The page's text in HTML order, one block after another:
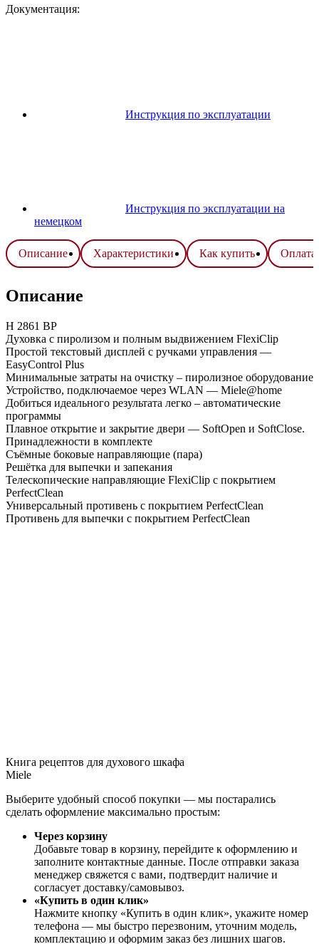
Документация:
Инструкция по эксплуатации
Инструкция по эксплуатации на
немецком
Описание Характеристики Как купить Оплата
Описание
H 2861 BP
Духовка с пиролизом и полным выдвижением FlexiClip
Простой текстовый дисплей с ручками управления —
EasyControl Plus
Минимальные затраты на очистку – пиролизное оборудование
Устройство, подключаемое через WLAN — Miele@home
Добиться идеального результата легко – автоматические
программы
Плавное открытие и закрытие двери — SoftOpen и SoftClose.
Принадлежности в комплекте
Съёмные боковые направляющие (пара)
Решётка для выпечки и запекания
Телескопические направляющие FlexiClip с покрытием
PerfectClean
Универсальный противень с покрытием PerfectClean
Противень для выпечки с покрытием PerfectClean
Книга рецептов для духового шкафа
Miele
Выберите удобный способ покупки — мы постарались
сделать оформление максимально простым:
Через корзину
Добавьте товар в корзину, перейдите к оформлению и
заполните контактные данные. После отправки заказа
менеджер свяжется с вами, подтвердит наличие и
согласует доставку/самовывоз.
«Купить в один клик»
Нажмите кнопку «Купить в один клик», укажите номер
телефона — мы быстро перезвоним, уточним модель,
комплектацию и оформим заказ без лишних шагов.